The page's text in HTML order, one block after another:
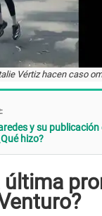
Vértiz hacen caso
y su publicación
hizo?
última